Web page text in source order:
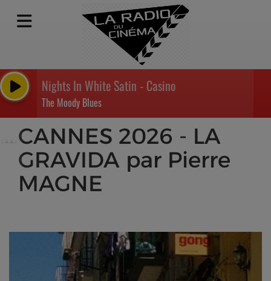
Nights In White Satin - Casino
The Moody Blues
CANNES 2026 - LA
GRAVIDA par Pierre
MAGNE